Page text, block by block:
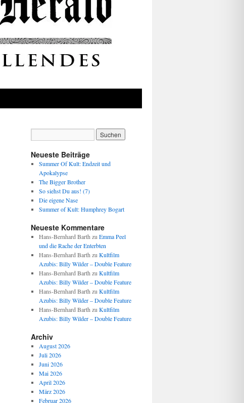
Neueste Beiträge
Summer Of Kult: Endzeit und
Apokalypse
The Bigger Brother
So siehst Du aus! (7)
Die eigene Nase
Summer of Kult: Humphrey Bogart
Neueste Kommentare
Hans-Bernhard Barth zu Emma Peel
und die Rache der Enterbten
Hans-Bernhard Barth zu Kultfilm
Azubis: Billy Wilder – Double Feature
Hans-Bernhard Barth zu Kultfilm
Azubis: Billy Wilder – Double Feature
Hans-Bernhard Barth zu Kultfilm
Azubis: Billy Wilder – Double Feature
Hans-Bernhard Barth zu Kultfilm
Azubis: Billy Wilder – Double Feature
Archiv
August 2026
Juli 2026
Juni 2026
Mai 2026
April 2026
März 2026
Februar 2026